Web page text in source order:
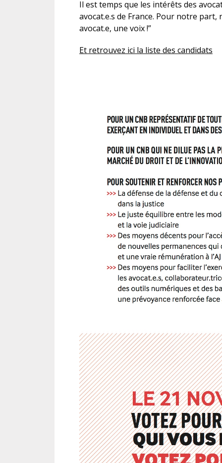
Il est temps que les intérêts des
avocat.e.s de France. Pour notre
avocat.e, une voix !”
Et retrouvez ici la liste des candidats